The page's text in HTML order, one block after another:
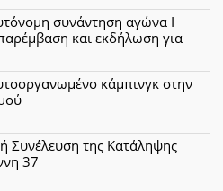
συνάντηση αγώνα Ι
και εκδήλωση για
κάμπινγκ στην
Συνέλευση της Κατάληψης
37